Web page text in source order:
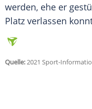
werden, ehe er
Platz verlassen
Quelle:2021 Sport-